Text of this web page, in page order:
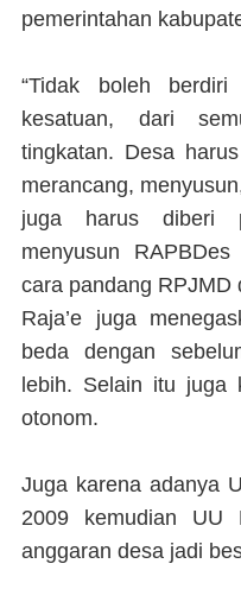
pemerintahan
“Tidak boleh
kesatuan, dari
tingkatan. Desa
merancang,
juga harus diberi
menyusun
cara pandang RPJMD
Raja’e juga
beda dengan
lebih. Selain itu juga
otonom.
Juga karena adanya
2009 kemudian
anggaran desa jadi